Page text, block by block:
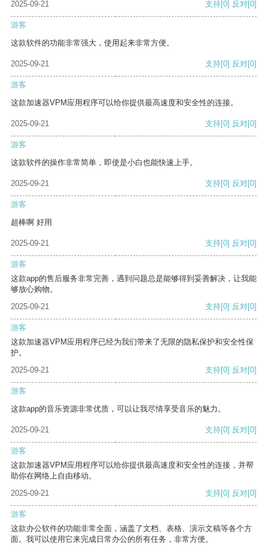
2025-09-21 支持[0] 反对[0]
游客
这款软件的功能非常强大，使用起来非常方便。
2025-09-21 支持[0] 反对[0]
游客
这款加速器VPM应用程序可以给你提供最高速度和安全性的连接。
2025-09-21 支持[0] 反对[0]
游客
这款软件的操作非常简单，即使是小白也能快速上手。
2025-09-21 支持[0] 反对[0]
游客
超棒啊 好用
2025-09-21 支持[0] 反对[0]
游客
这款app的售后服务非常完善，遇到问题总是能够得到妥善解决，让我能
够放心购物。
2025-09-21
支持[0] 反对[0]
游客
这款加速器VPM应用程序已经为我们带来了无限的隐私保护和安全性保
护。
2025-09-21
支持[0] 反对[0]
游客
这款app的音乐资源非常优质，可以让我尽情享受音乐的魅力。
2025-09-21 支持[0] 反对[0]
游客
这款加速器VPM应用程序可以给你提供最高速度和安全性的连接，并帮
助你在网络上自由移动。
2025-09-21
支持[0] 反对[0]
游客
这款办公软件的功能非常全面，涵盖了文档、表格、演示文稿等各个方
面。我可以使用它来完成日常办公的所有任务，非常方便。